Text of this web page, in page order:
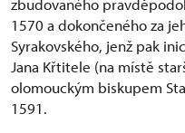
zbudovaného
1570 a dokončeného za
Syrakovského, jenž pak
Jana Křtitele (na místě
olomouckým biskupem
1591.